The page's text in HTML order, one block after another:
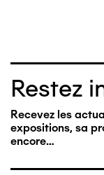
Restez
Recevez les
expositions, sa
encore…